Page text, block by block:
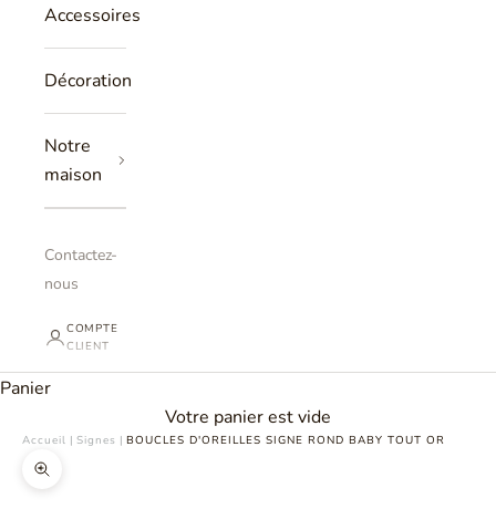
Accessoires
Décoration
Notre
maison
Contactez-
nous
COMPTE
CLIENT
Panier
Votre panier est vide
Accueil | Signes | BOUCLES D'OREILLES SIGNE ROND BABY TOUT OR
Zoomer sur l'image